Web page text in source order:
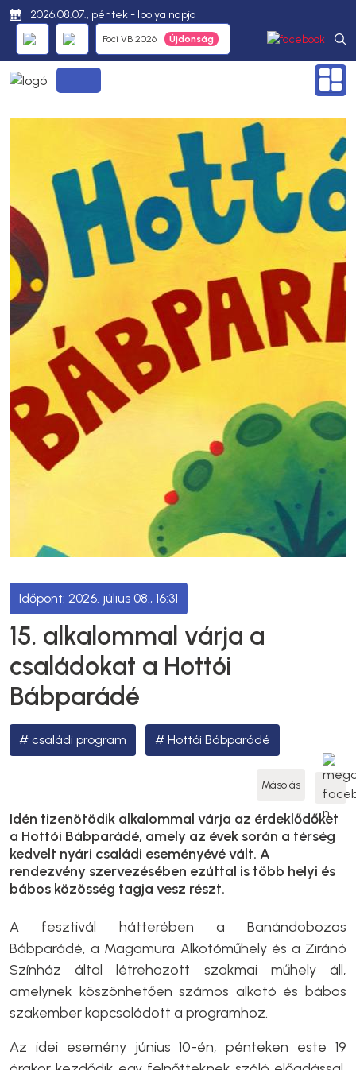
2026.08.07., péntek - Ibolya napja
Foci VB 2026
2026. július 08., 16:31
15. alkalommal várja a
családokat a Hottói
Bábparádé
családi program Hottói Bábparádé
Másolás
Idén tizenötödik alkalommal várja az érdeklődőket
a Hottói Bábparádé, amely az évek során a térség
kedvelt nyári családi eseményévé vált. A
rendezvény szervezésében ezúttal is több helyi és
bábos közösség tagja vesz részt.
A fesztivál hátterében a Banándobozos
Bábparádé, a Magamura Alkotóműhely és a Ziránó
Színház által létrehozott szakmai műhely áll,
amelynek köszönhetően számos alkotó és bábos
szakember kapcsolódott a programhoz.
Az idei esemény június 10-én, pénteken este 19